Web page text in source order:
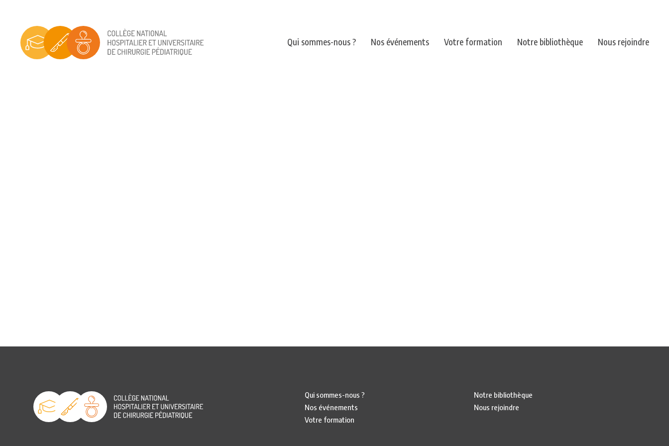
Qui sommes-nous ? Nos événements Votre formation Notre bibliothèque Nous rejoindre
Qui sommes-nous ?
Nos événements
Votre formation
Notre bibliothèque
Nous rejoindre